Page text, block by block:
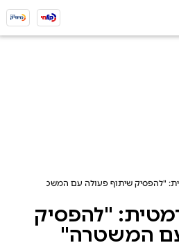
"להפסיק שיתוף פעולה עם המשטרה"
"להפסיק
המשטרה"